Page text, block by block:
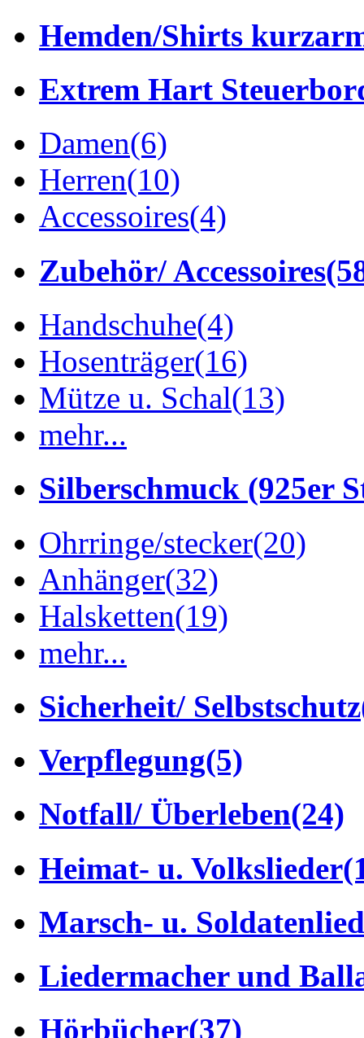
Hemden/Shirts
Extrem Hart
Damen(6)
Herren(10)
Accessoires(4)
Zubehör/ Accessoires
Handschuhe(4)
Hosenträger(16)
Mütze u. Schal(13)
mehr...
Silberschmuck (925er
Ohrringe/stecker(20)
Anhänger(32)
Halsketten(19)
mehr...
Sicherheit/ Selbstschutz
Verpflegung(5)
Notfall/ Überleben(24)
Heimat- u. Volkslieder
Marsch- u.
Liedermacher und
Hörbücher(37)